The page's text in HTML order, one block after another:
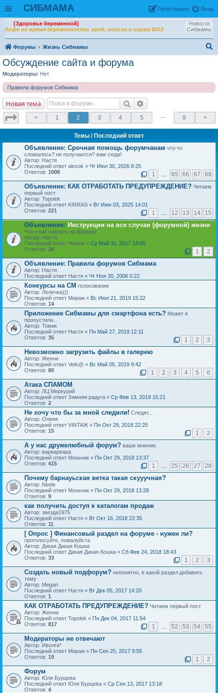
СИБМАМА Вход
Рeгиcтpaция
Новости
Сибмамы
[Здоровье беременной]
Кофе во время беременности: вред, польза и норма ВОЗ
Форумы
Жизнь Сибмамы
Обсуждение сайта и форума
Модераторы: Нет
Правила форумов Сибмама
Новая тема
< 1 2 3 4 5 … 9 >
Темы / Последний ответ
Объявление: Срочная помощь форумчанам что-то
сломалось? не получается? вам сюда!
Автор: Настя
Последний ответ alexok « Чт Июл 30, 2026 8:25
Ответов: 1008 1 … 65 66 67 68
Объявление: КАК ОТРАБОТАТЬ ПРЕДУПРЕЖДЕНИЕ? Читаем
первый пост
Автор: Topolek
Последний ответ KIRRAS « Вт Июн 03, 2025 14:01
Ответов: 221 1 … 12 13 14 15
Объявление: Инструкции на все случаи (форумной) жизни
Что и как сделать на форуме
Автор: Настя
Последний ответ Женни « Ср Май 31, 2017 13:05
Ответов: 26 1 2
Объявление: Правила форумов Сибмама
Автор: Настя
Последний ответ Настя « Чт Ноя 30, 2006 0:22
Конкурсы на СМ голосование
Автор: Лелечка)))
Последний ответ Мираж « Вс Июл 21, 2019 15:22
Ответов: 14
Приложение Сибмамы для смартфона есть? Может я
пропустила...
Автор: Томик
Последний ответ Настя « Пн Май 27, 2019 12:11
Ответов: 35 1 2 3
Невозможно загрузить файлы в галерею
Автор: Женни
Последний ответ Vetk@ « Вс Май 05, 2019 9:42
Ответов: 80 1 2 3 4 5 6
Атака СПАМОМ
Автор: ЛЦ Меркурий
Последний ответ Зимняя радуга « Ср Фев 13, 2019 15:21
Ответов: 2
Не хочу что бы за мной следили! Следят...
Автор: Оляяя
Последний ответ VINTAЖ « Пн Окт 29, 2018 22:25
Ответов: 15 1 2
А у нас дружелюбный форум? ваше мнение.
Автор: варварвара
Последний ответ Моньчик « Пн Окт 29, 2018 13:37
Ответов: 415 1 … 25 26 27 28
Почему барнауьская ветка такая скууучная?
Автор: Neele
Последний ответ Моньчик « Пн Окт 29, 2018 13:28
Ответов: 9
как получить доступ к каталогам продаж
Автор: звезда1975
Последний ответ Настя « Вт Окт 16, 2018 22:35
Ответов: 11
[ Опрос ] Финансовый раздел на форуме - нужен ли?
проголосуйте, пожалуйста
Автор: Дикая Дикая Кошка
Последний ответ Дикая Дикая Кошка « Сб Фев 24, 2018 18:43
Ответов: 33 1 2 3
Создать новый подфорум? непонятно, в какой раздел добавить
тему
Автор: Megan
Последний ответ Настя « Вт Дек 05, 2017 14:20
Ответов: 1
КАК ОТРАБОТАТЬ ПРЕДУПРЕЖДЕНИЕ? Читаем первый пост
Автор: Женни
Последний ответ Topolek « Пн Дек 04, 2017 11:54
Ответов: 817 1 … 52 53 54 55
Модераторы не отвечают
Автор: Иволга*
Последний ответ Мираж « Пн Сен 25, 2017 9:55
Ответов: 19 1 2
Форум
Автор: Юля Бурцева
Последний ответ Юля Бурцева « Ср Сен 13, 2017 13:18
Ответов: 4